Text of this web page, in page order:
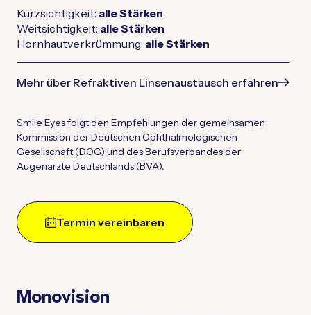
Kurzsichtigkeit: alle Stärken
Weitsichtigkeit: alle Stärken
Hornhautverkrümmung: alle Stärken
Mehr über Refraktiven Linsenaustausch erfahren
Smile Eyes folgt den Empfehlungen der gemeinsamen
Kommission der Deutschen Ophthalmologischen
Gesellschaft (DOG) und des Berufsverbandes der
Augenärzte Deutschlands (BVA).
Termin vereinbaren
Monovision